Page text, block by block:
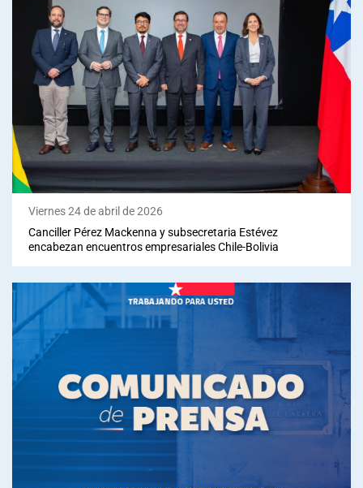
Viernes 24 de abril de 2026
Canciller Pérez Mackenna y subsecretaria Estévez
encabezan encuentros empresariales Chile-Bolivia